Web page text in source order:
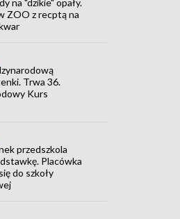
ZOO z recptą na
Trwa 36.
Kurs
przedszkola
Placówka
do szkoły